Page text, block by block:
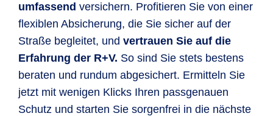
umfassend versichern. Profitieren Sie von einer
flexiblen Absicherung, die Sie sicher auf der
Straße begleitet, und vertrauen Sie auf die
Erfahrung der R+V. So sind Sie stets bestens
beraten und rundum abgesichert. Ermitteln Sie
jetzt mit wenigen Klicks Ihren passgenauen
Schutz und starten Sie sorgenfrei in die nächste